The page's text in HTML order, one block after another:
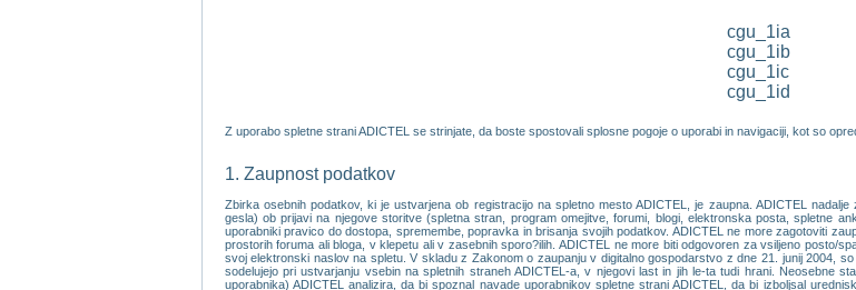
cgu_1ia
cgu_1ib
cgu_1ic
cgu_1id
Z uporabo spletne strani ADICTEL se strinjate, da boste spostovali splosne pogoje o uporabi in navigaciji, kot so
1. Zaupnost podatkov
Zbirka osebnih podatkov, ki je ustvarjena ob registracijo na spletno mesto ADICTEL, je zaupna. ADICTEL
gesla) ob prijavi na njegove storitve (spletna stran, program omejitve, forumi, blogi, elektronska posta, spletne
uporabniki pravico do dostopa, spremembe, popravka in brisanja svojih podatkov. ADICTEL ne more zagotoviti
prostorih foruma ali bloga, v klepetu ali v zasebnih sporo?ilih. ADICTEL ne more biti odgovoren za vsiljeno posto/
svoj elektronski naslov na spletu. V skladu z Zakonom o zaupanju v digitalno gospodarstvo z dne 21. junij 2004,
sodelujejo pri ustvarjanju vsebin na spletnih straneh ADICTEL-a, v njegovi last in jih le-ta tudi hrani. Neosebne
uporabnika) ADICTEL analizira, da bi spoznal navade uporabnikov spletne strani ADICTEL, da bi izboljsal